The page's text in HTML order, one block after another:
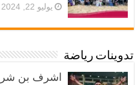
يوليو 22, 2024
تدوينات رياضة
اشرف بن